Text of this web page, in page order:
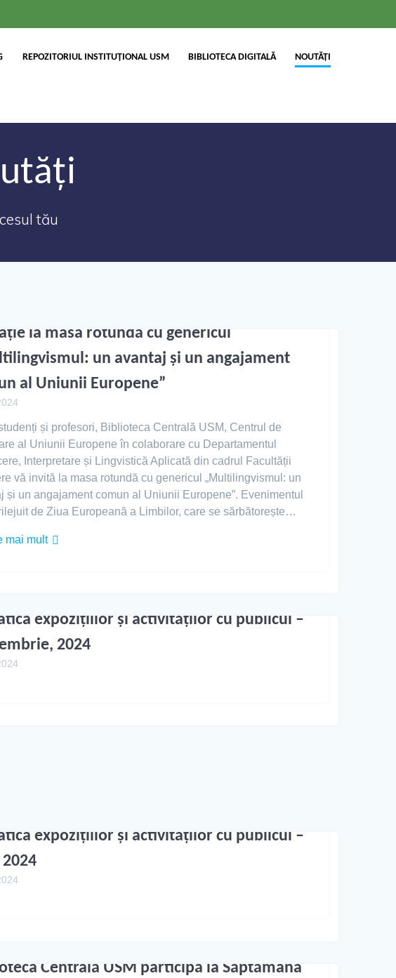
REPOZITORIUL INSTITUȚIONAL USM BIBLIOTECA DIGITALĂ NOUTĂȚI
tău
la masa rotundă cu genericul
un avantaj și un angajament
al Uniunii Europene”
și profesori, Biblioteca Centrală USM, Centrul de
al Uniunii Europene în colaborare cu Departamentul
Interpretare și Lingvistică Aplicată din cadrul Facultății
vă invită la masa rotundă cu genericul „Multilingvismul: un
și un angajament comun al Uniunii Europene”. Evenimentul
de Ziua Europeană a Limbilor, care se sărbătorește…
mai mult
expozițiilor și activităților cu publicul –
2024
expozițiilor și activităților cu publicul –
Centrală USM participă la Săptămâna